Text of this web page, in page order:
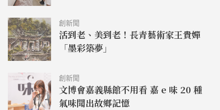
創新聞
活到老、美到老！長青藝術家王貴嬋
「墨彩築夢」
創新聞
文博會嘉義縣館不用看 嘉 e 味 20 種
氣味聞出故鄉記憶